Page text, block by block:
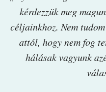
kérdezzük meg
céljainkhoz. Nem
attól, hogy nem fog
hálásak vagyunk